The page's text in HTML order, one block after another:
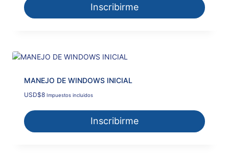
Inscribirme
MANEJO DE WINDOWS INICIAL
USD$8 Impuestos incluidos
Inscribirme